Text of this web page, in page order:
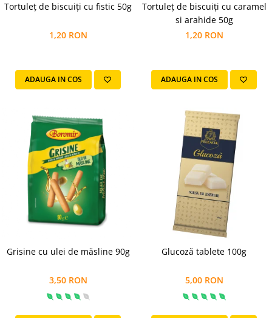
Baton Cookie congelat
Cheesecake congelat
Fursecuri vrac
Cadouri
Pachete Cadou
Cozonac Wine Collection
Vinuri Casa Isarescu
Accesorii Boromir
Dulciurile Feleacul
Glucoza
Tortuleț de biscuiți cu fistic 50g
1,20 RON
ADAUGA IN COS
Tortuleț de biscuiți cu caramel
si arahide 50g
1,20 RON
ADAUGA IN COS
Grisine cu ulei de măsline 90g
3,50 RON
Glucoză tablete 100g
5,00 RON